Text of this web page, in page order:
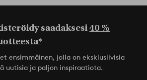
saadaksesi40 %
ensimmäinen, jolla on eksklusiivisia
uutisia ja paljon inspiraatiota.